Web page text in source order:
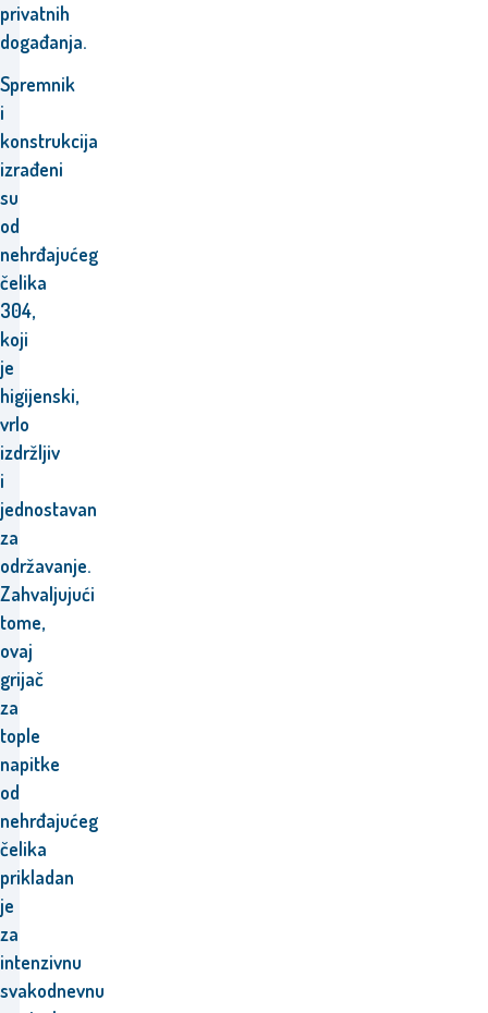
privatnih
događanja.
Spremnik
i
konstrukcija
izrađeni
su
od
nehrđajućeg
čelika
304,
koji
je
higijenski,
vrlo
izdržljiv
i
jednostavan
za
održavanje.
Zahvaljujući
tome,
ovaj
grijač
za
tople
napitke
od
nehrđajućeg
čelika
prikladan
je
za
intenzivnu
svakodnevnu